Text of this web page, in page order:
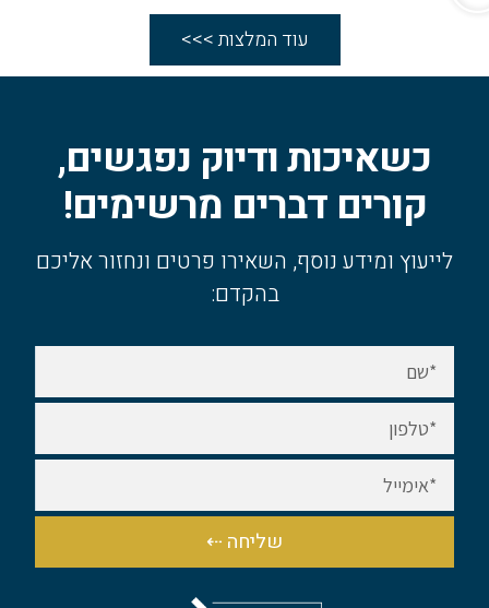
עוד המלצות >>>
כשאיכות ודיוק נפגשים,
קורים דברים מרשימים!
לייעוץ ומידע נוסף, השאירו פרטים ונחזור אליכם
בהקדם:
שליחה ⇠